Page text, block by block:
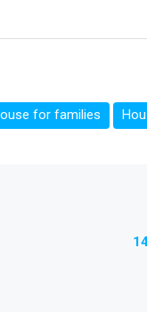
for families